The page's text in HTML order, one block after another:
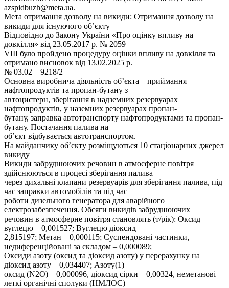
azspidbuzh@meta.ua.
Мета отримання дозволу на викиди: Отримання дозволу на
викиди для існуючого об’єкту
Відповідно до Закону України «Про оцінку впливу на
довкілля» від 23.05.2017 р. № 2059 –
VIII було пройдено процедуру оцінки впливу на довкілля та
отримано висновок від 13.02.2025 р.
№ 03.02 – 9218/2
Основна виробнича діяльність об’єкта – приймання
нафтопродуктів та пропан-бутану з
автоцистерн, зберігання в надземних резервуарах
нафтопродуктів, у наземних резервуарах пропан-
бутану, заправка автотранспорту нафтопродуктами та пропан-
бутану. Постачання палива на
об’єкт відбувається автотранспортом.
На майданчику об’єкту розміщуються 10 стаціонарних джерел
викиду
Викиди забруднюючих речовин в атмосферне повітря
здійснюються в процесі зберігання палива
через дихальні клапани резервуарів для зберігання палива, під
час заправки автомобілів та під час
роботи дизельного генератора для аварійного
електрозабезпечення. Обсяги викидів забруднюючих
речовин в атмосферне повітря становлять (т/рік): Оксид
вуглецю – 0,001527; Вуглецю діоксид –
2,815197; Метан – 0,000115; Суспендовані частинки,
недиференційовані за складом – 0,000089;
Оксиди азоту (оксид та діоксид азоту) у перерахунку на
діоксид азоту – 0,034407; Азоту(1)
оксид (N2O) – 0,000096, діоксид сірки – 0,00324, неметанові
леткі органічні сполуки (НМЛОС)